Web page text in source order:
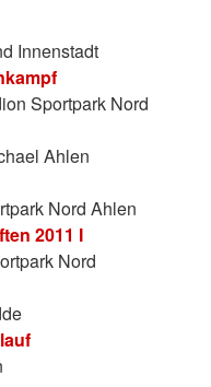
Innenstadt
Sportpark Nord
Ahlen
Nord Ahlen
2011 I
Nord